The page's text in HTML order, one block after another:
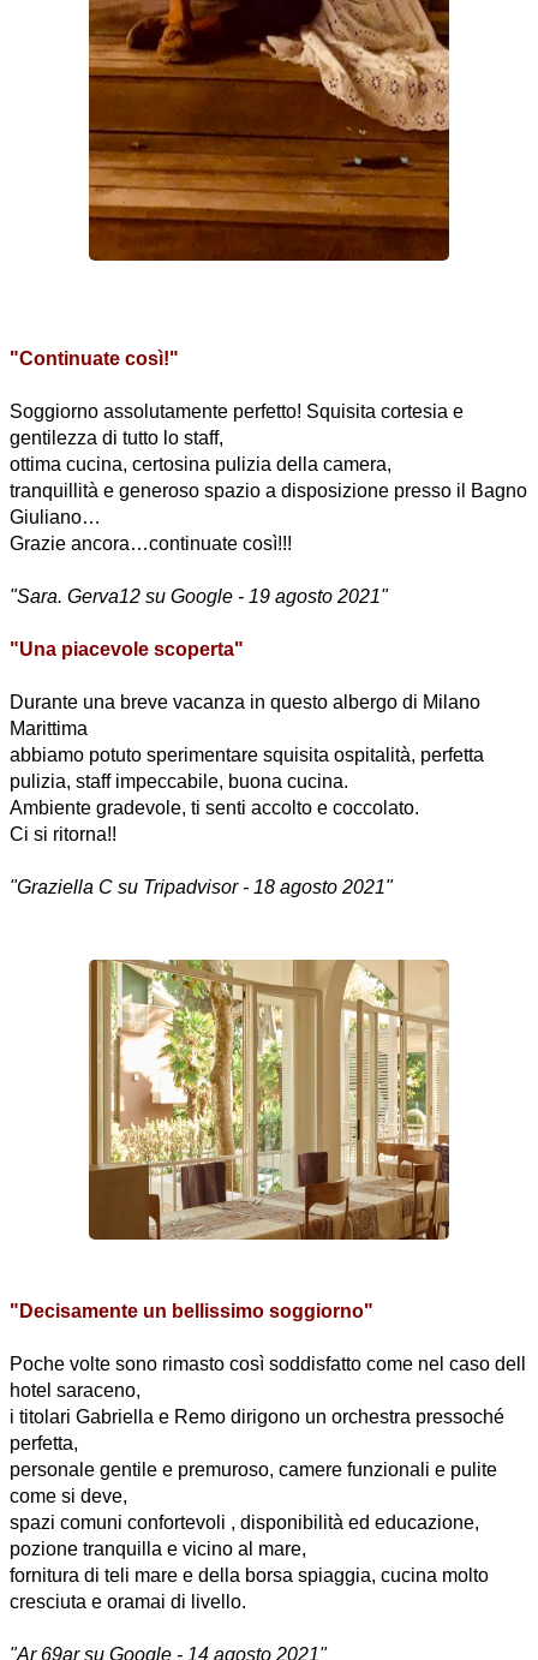
"Continuate così!"
Soggiorno assolutamente perfetto! Squisita cortesia e
gentilezza di tutto lo staff,
ottima cucina, certosina pulizia della camera,
tranquillità e generoso spazio a disposizione presso il Bagno
Giuliano…
Grazie ancora…continuate così!!!
"Sara. Gerva12 su Google - 19 agosto 2021"
"Una piacevole scoperta"
Durante una breve vacanza in questo albergo di Milano
Marittima
abbiamo potuto sperimentare squisita ospitalità, perfetta
pulizia, staff impeccabile, buona cucina.
Ambiente gradevole, ti senti accolto e coccolato.
Ci si ritorna!!
"Graziella C su Tripadvisor - 18 agosto 2021"
"Decisamente un bellissimo soggiorno"
Poche volte sono rimasto così soddisfatto come nel caso dell
hotel saraceno,
i titolari Gabriella e Remo dirigono un orchestra pressoché
perfetta,
personale gentile e premuroso, camere funzionali e pulite
come si deve,
spazi comuni confortevoli , disponibilità ed educazione,
pozione tranquilla e vicino al mare,
fornitura di teli mare e della borsa spiaggia, cucina molto
cresciuta e oramai di livello.
"Ar 69ar su Google - 14 agosto 2021"